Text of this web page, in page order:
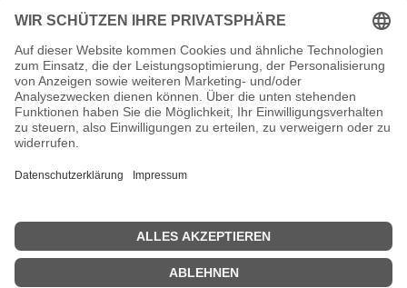
Michele Rugolo, italienischer Rennfahrer
Die Geschenkidee
Das ideale Geschenk. Eine Zeitung von 1982. Was war los in
Politik, Sport oder Kultur? Als Geschenk eine original historische
Tageszeitung oder Illustrierte z.B. als Geburtstagszeitung zum
Zeitschriften von 1982.
<< Geburtstage Juli 1982|
Geburtstage
September 1982>>